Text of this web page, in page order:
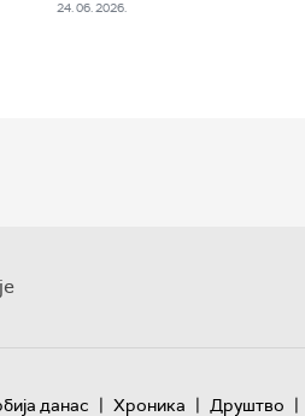
24. 06. 2026.
данас | Хроника | Друштво |